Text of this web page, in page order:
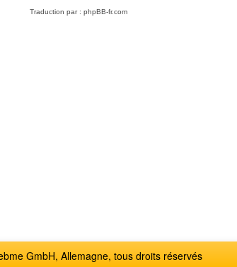
Traduction par : phpBB-fr.com
GmbH, Allemagne, tous droits réservés